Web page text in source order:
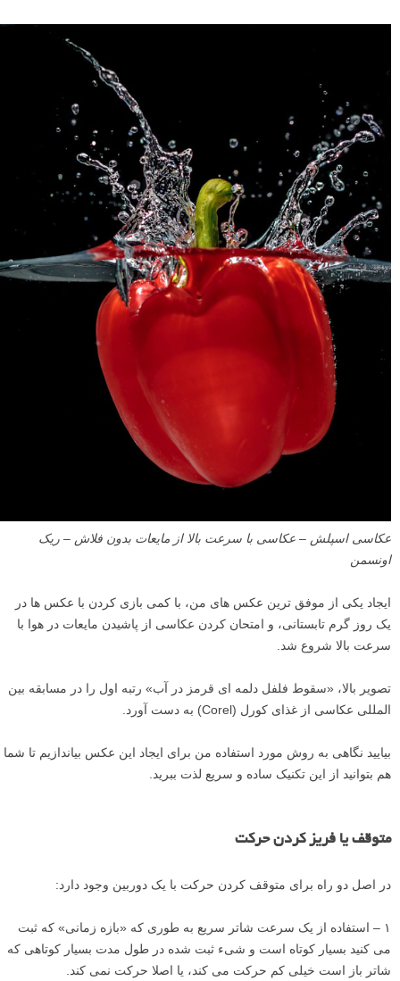
عکاسی اسپلش – عکاسی با سرعت بالا از مایعات بدون فلاش – ریک
اونسمن
ایجاد یکی از موفق ترین عکس های من، با کمی بازی کردن با عکس ها در
یک روز گرم تابستانی، و امتحان کردن عکاسی از پاشیدن مایعات در هوا با
سرعت بالا شروع شد.
تصویر بالا، «سقوط فلفل دلمه ای قرمز در آب» رتبه اول را در مسابقه بین
المللی عکاسی از غذای کورل (Corel) به دست آورد.
بیایید نگاهی به روش مورد استفاده من برای ایجاد این عکس بیاندازیم تا شما
هم بتوانید از این تکنیک ساده و سریع لذت ببرید.
متوقف یا فریز کردن حرکت
در اصل دو راه برای متوقف کردن حرکت با یک دوربین وجود دارد:
۱ – استفاده از یک سرعت شاتر سریع به طوری که «بازه زمانی» که ثبت
می کنید بسیار کوتاه است و شیء ثبت شده در طول مدت بسیار کوتاهی که
شاتر باز است خیلی کم حرکت می کند، یا اصلا حرکت نمی کند.